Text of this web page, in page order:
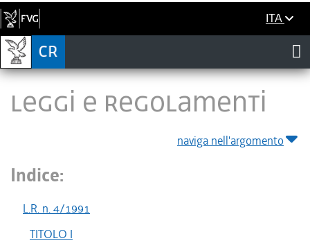
ITA
LEGGI E REGOLAMENTI
naviga nell'argomento
Indice:
L.R. n. 4/1991
TITOLO I